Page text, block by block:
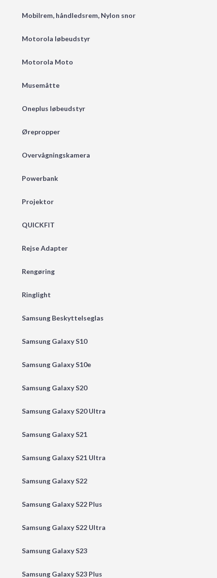
Mobilrem, håndledsrem, Nylon snor
Motorola løbeudstyr
Motorola Moto
Musemåtte
Oneplus løbeudstyr
Ørepropper
Overvågningskamera
Powerbank
Projektor
QUICKFIT
Rejse Adapter
Rengøring
Ringlight
Samsung Beskyttelseglas
Samsung Galaxy S10
Samsung Galaxy S10e
Samsung Galaxy S20
Samsung Galaxy S20 Ultra
Samsung Galaxy S21
Samsung Galaxy S21 Ultra
Samsung Galaxy S22
Samsung Galaxy S22 Plus
Samsung Galaxy S22 Ultra
Samsung Galaxy S23
Samsung Galaxy S23 Plus